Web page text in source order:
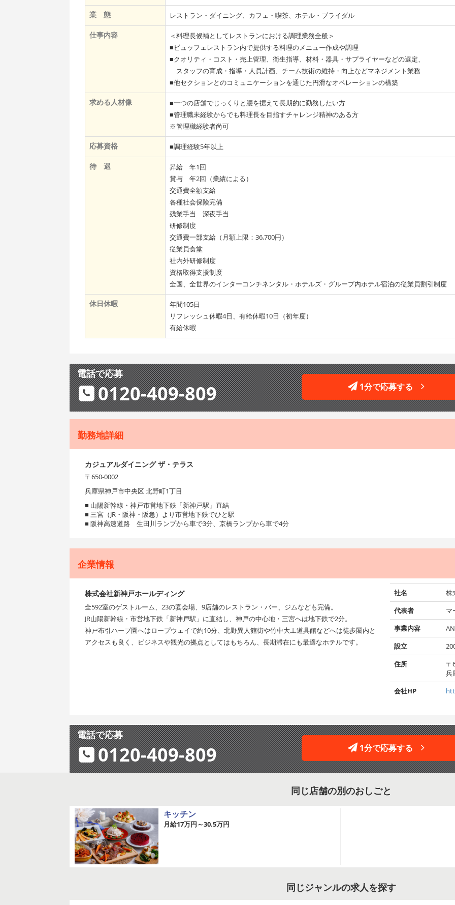
業 態 レストラン・ダイニング、カフェ・喫茶、ホテル・ブライダル
仕事内容
＜料理長候補としてレストランにおける調理業務全般＞
■ビュッフェレストラン内で提供する料理のメニュー作成や調理
■クオリティ・コスト・売上管理、衛生指導、材料・器具・サプライヤーなどの選定、
スタッフの育成・指導・人員計画、チーム技術の維持・向上などマネジメント業務
■他セクションとのコミュニケーションを通じた円滑なオペレーションの構築
求める人材像
■一つの店舗でじっくりと腰を据えて長期的に勤務したい方
■管理職未経験からでも料理長を目指すチャレンジ精神のある方
※管理職経験者尚可
応募資格 ■調理経験5年以上
待 遇
昇給 年1回
賞与 年2回（業績による）
交通費全額支給
各種社会保険完備
残業手当 深夜手当
研修制度
交通費一部支給（月額上限：36,700円）
従業員食堂
社内外研修制度
資格取得支援制度
全国、全世界のインターコンチネンタル・ホテルズ・グループ内ホテル宿泊の従業員割引制度
休日休暇
年間105日
リフレッシュ休暇4日、有給休暇10日（初年度）
有給休暇
電話で応募
0120-409-809 1分で応募する
勤務地詳細
カジュアルダイニング ザ・テラス
〒650-0002
兵庫県神戸市中央区 北野町1丁目
■ 山陽新幹線・神戸市営地下鉄「新神戸駅」直結
■ 三宮（JR・阪神・阪急）より市営地下鉄でひと駅
■ 阪神高速道路 生田川ランプから車で3分、京橋ランプから車で4分
企業情報
株式会社新神戸ホールディング
全592室のゲストルーム、23の宴会場、9店舗のレストラン・バー、ジムなども完備。
JR山陽新幹線・市営地下鉄「新神戸駅」に直結し、神戸の中心地・三宮へは地下鉄で2分。
神戸布引ハーブ園へはロープウェイで約10分、北野異人館街や竹中大工道具館などへは徒歩圏内と
アクセスも良く、ビジネスや観光の拠点としてはもちろん、長期滞在にも最適なホテルです。
社名
株
代表者
マ
事業内容
設立
住所
〒
兵
会社HP
電話で応募
0120-409-809 1分で応募する
同じ店舗の別のおしごと
キッチン
月給17万円～30.5万円
同じジャンルの求人を探す